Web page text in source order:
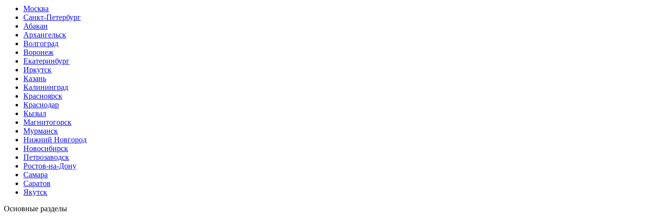
Москва
Санкт-Петербург
Абакан
Архангельск
Волгоград
Воронеж
Екатеринбург
Иркутск
Казань
Калининград
Красноярск
Краснодар
Кызыл
Магнитогорск
Мурманск
Нижний Новгород
Новосибирск
Петрозаводск
Ростов-на-Дону
Самара
Саратов
Якутск
Основные разделы